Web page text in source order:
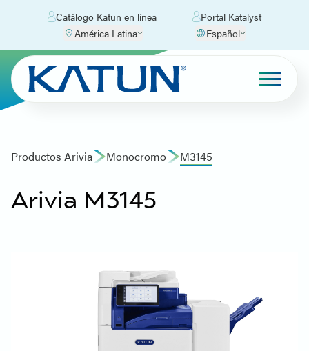
Catálogo Katun en línea
Portal Katalyst
América Latina
Español
Productos Arivia Monocromo M3145
Arivia M3145